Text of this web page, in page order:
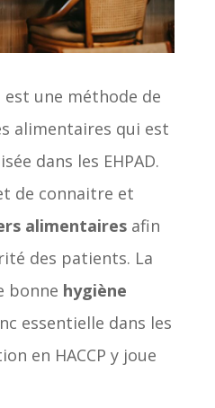
est une méthode de
alimentaires qui est
dans les EHPAD.
de connaitre et
alimentairesafin
des patients. La
bonne hygiène
essentielle dans les
en HACCP y joue